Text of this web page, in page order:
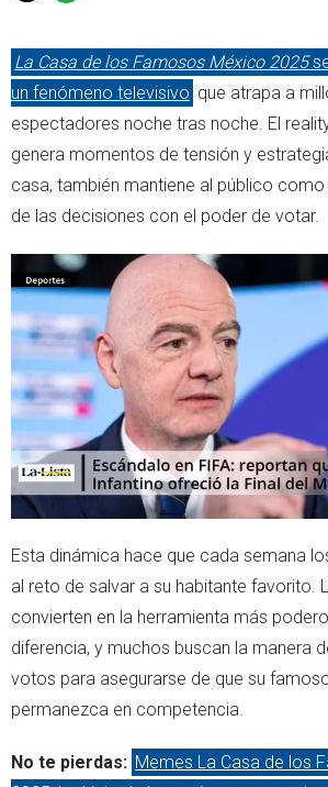
i
t
t
e
r
a
t
s
a
p
p
La Casa de los Famosos México 2025
un fenómeno televisivo que atrapa a
espectadores noche tras noche. El
genera momentos de tensión y
casa, también mantiene al público
de las decisiones con el poder de votar.
Esta dinámica hace que cada semana
al reto de salvar a su habitante favorito.
convierten en la herramienta más
diferencia, y muchos buscan la manera
votos para asegurarse de que su
permanezca en competencia.
No te pierdas: Memes La Casa de los